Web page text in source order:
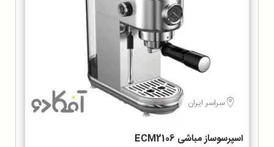
سراسر ایران
اسپرسوساز مباشی ECM2106